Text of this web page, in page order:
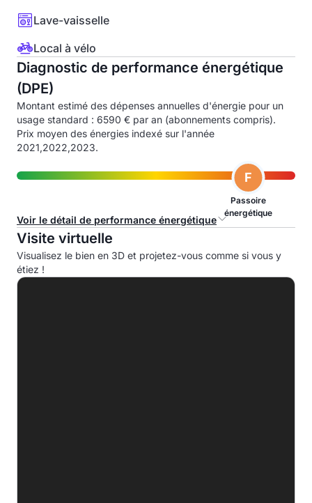
Lave-vaisselle
Local à vélo
Diagnostic de performance énergétique
(DPE)
Montant estimé des dépenses annuelles d'énergie pour un
usage standard : 6590 € par an (abonnements compris).
Prix moyen des énergies indexé sur l'année
2021,2022,2023.
F
Passoire
énergétique
Voir le détail de performance énergétique
Consommation d'énergie primaire (CEP)
A
Visite virtuelle
Visualisez le bien en 3D et projetez-vous comme si vous y
étiez !